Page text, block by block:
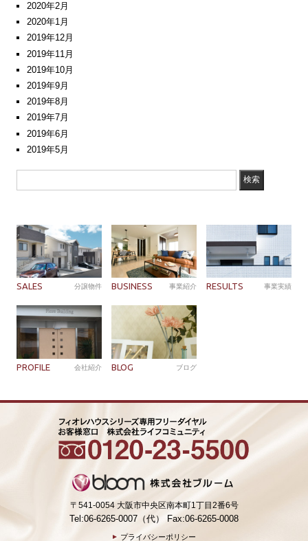
2020年2月
2020年1月
2019年12月
2019年11月
2019年10月
2019年9月
2019年8月
2019年7月
2019年6月
2019年5月
SALES 分譲物件 BUSINESS 事業紹介 RESULTS 事業実績
PROFILE 会社紹介 BLOG ブログ
〒541-0054 大阪市中央区南本町1丁目2番6号
Tel:06-6265-0007（代） Fax:06-6265-0008
プライバシーポリシー